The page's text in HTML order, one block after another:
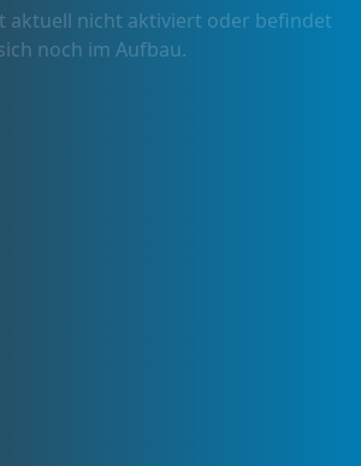
aktuell nicht aktiviert oder befindet
noch im Aufbau.